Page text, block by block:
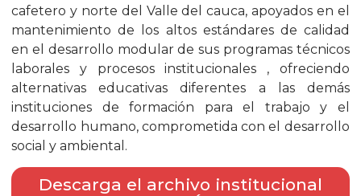
cafetero y norte del Valle del cauca, apoyados en el
mantenimiento de los altos estándares de calidad
en el desarrollo modular de sus programas técnicos
laborales y procesos institucionales , ofreciendo
alternativas educativas diferentes a las demás
instituciones de formación para el trabajo y el
desarrollo humano, comprometida con el desarrollo
social y ambiental.
Descarga el archivo institucional